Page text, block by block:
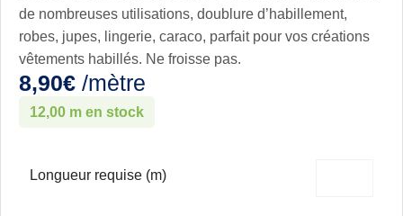
de nombreuses utilisations, doublure d’habillement,
robes, jupes, lingerie, caraco, parfait pour vos créations
vêtements habillés. Ne froisse pas.
8,90€ /mètre
12,00 m en stock
Longueur requise (m)